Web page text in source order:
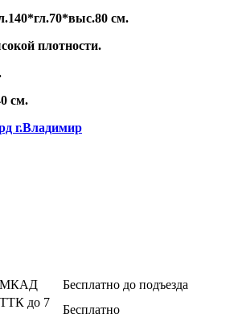
см.
плотности.
см.
г.Владимир
МКАД
Бесплатно до подъезда
ТТК до 7
Бесплатно